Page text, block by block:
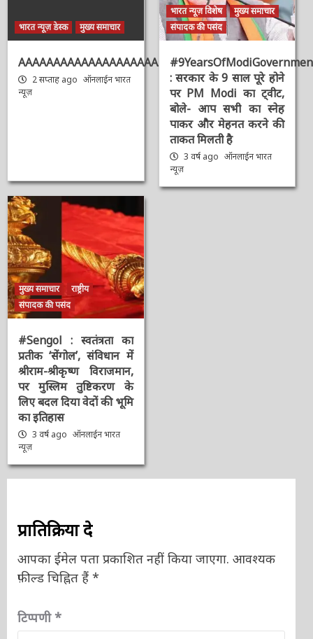
भारत न्यूज़ डेस्क मुख्य समाचार
AAAAAAAAAAAAAAAAAAAAAAAAAAAAAAAAA
2 सप्ताह ago ऑनलाईन भारत
न्यूज़
भारत न्यूज़ विशेष
मुख्य समाचार
संपादक की पसंद
: सरकार के 9 साल पूरे होने
पर PM Modi का ट्वीट,
बोले- आप सभी का स्नेह
पाकर और मेहनत करने की
ताकत मिलती है
3 वर्ष ago ऑनलाईन भारत
न्यूज़
मुख्य समाचार
राष्ट्रीय
संपादक की पसंद
#Sengol : स्वतंत्रता का
प्रतीक ‘सेंगोल’, संविधान में
श्रीराम-श्रीकृष्ण विराजमान,
पर मुस्लिम तुष्टिकरण के
लिए बदल दिया वेदों की भूमि
का इतिहास
3 वर्ष ago ऑनलाईन भारत
न्यूज़
प्रातिक्रिया दे
आपका ईमेल पता प्रकाशित नहीं किया जाएगा. आवश्यक
फ़ील्ड चिह्नित हैं *
टिप्पणी*